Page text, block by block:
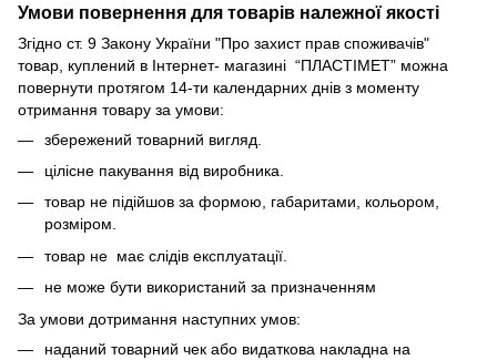
Умови повернення для товарів належної якості
Згідно ст. 9 Закону України "Про захист прав споживачів"
товар, куплений в Інтернет- магазині “ПЛАСТІМЕТ” можна
повернути протягом 14-ти календарних днів з моменту
отримання товару за умови:
збережений товарний вигляд.
цілісне пакування від виробника.
товар не підійшов за формою, габаритами, кольором,
розміром.
товар не має слідів експлуатації.
не може бути використаний за призначенням
За умови дотримання наступних умов:
наданий товарний чек або видаткова накладна на